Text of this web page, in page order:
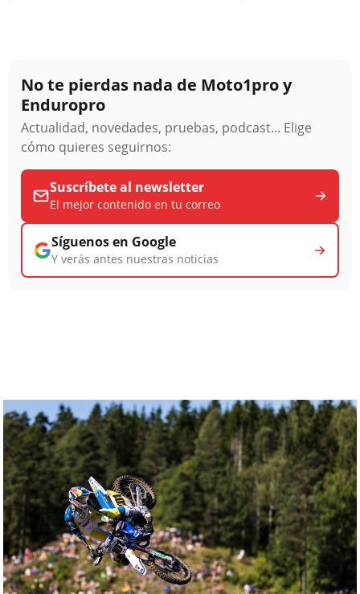
No te pierdas nada de Moto1pro y
Enduropro
Actualidad, novedades, pruebas, podcast... Elige
cómo quieres seguirnos:
Suscríbete al newsletter
El mejor contenido en tu correo
Síguenos en Google
Y verás antes nuestras noticias